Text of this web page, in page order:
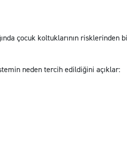
çocuk koltuklarının
neden tercih edildiğini açıklar: